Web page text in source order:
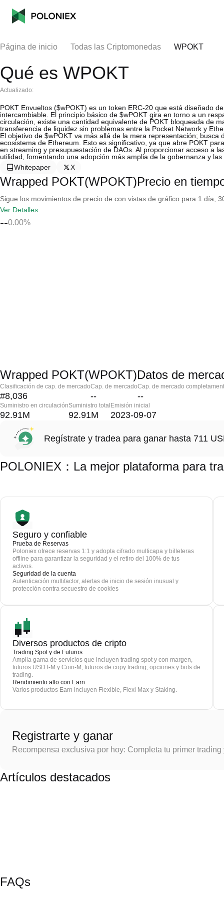
Página de inicio Todas las Criptomonedas WPOKT
Qué es WPOKT
Actualizado:
POKT Envueltos ($wPOKT) es un token ERC-20 que está diseñado
intercambiable. El principio básico de $wPOKT gira en torno a un
circulación, existe una cantidad equivalente de POKT bloqueada de
transferencia de liquidez sin problemas entre la Pocket Network y
El objetivo de $wPOKT va más allá de la mera representación;
ecosistema de Ethereum. Esto es significativo, ya que abre POKT
en streaming y presupuestación de DAOs. Al proporcionar acceso a
utilidad, fomentando una adopción más amplia de la gobernanza y
Whitepaper
X
Wrapped POKT(WPOKT)Precio en
Sigue los movimientos de precio de con vistas de gráfico para 1 día,
Ver Detalles
--0.00%
Wrapped POKT(WPOKT)Datos de
Clasificación de cap. de mercado
#8,036
Cap. de mercado
--
Cap. de mercado
--
Suministro en circulación
92.91M
Suministro total
92.91M
Emisión inicial
2023-09-07
Regístrate y tradea para ganar hasta 711
POLONIEX：La mejor plataforma para
Seguro y confiable
Prueba de Reservas
Poloniex ofrece reservas 1:1 y adopta cifrado multicapa y billeteras
offline para garantizar la seguridad y el retiro del 100% de tus
activos.
Seguridad de la cuenta
Autenticación multifactor, alertas de inicio de sesión inusual y
protección contra secuestro de cookies
Diversos productos de cripto
Trading Spot y de Futuros
Amplia gama de servicios que incluyen trading spot y con margen,
futuros USDT-M y Coin-M, futuros de copy trading, opciones y bots de
trading.
Rendimiento alto con Earn
Varios productos Earn incluyen Flexible, Flexi Max y Staking.
Registrarte y ganar
Recompensa exclusiva por hoy: Completa tu primer
Artículos destacados
FAQs